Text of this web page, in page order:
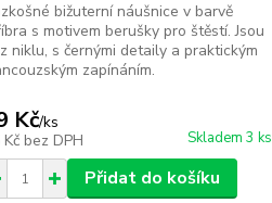
bižuterní náušnice v barvě
s motivem berušky pro štěstí. Jsou
niklu, s černými detaily a praktickým
zapínáním.
Kč/ks
bez DPH Skladem 3 ks
Přidat do košíku